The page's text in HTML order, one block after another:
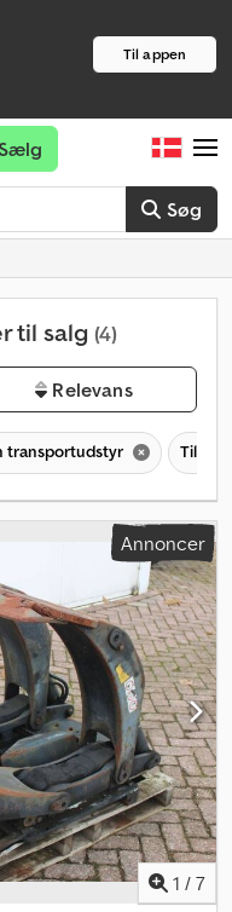
Til appen
Søg
til salg (4)
Relevans
transportudstyr
Annoncer
1 / 7